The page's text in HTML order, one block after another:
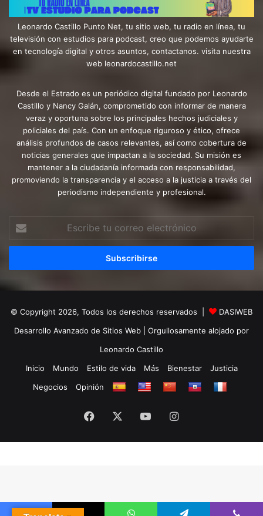
Leonardo Castillo Punto Net, tu sitio web, tu radio en línea, tu
televisión con estudios para podcast, creo que podemos ayudarte
en tecnología digital y otros asuntos, contactanos. visita nuestra
web leonardocastillo.net
Desde el Estrado es un periódico digital fundado por Leonardo
Castillo y Nancy Galán, comprometido con informar de manera
veraz y oportuna sobre los principales hechos judiciales y
policiales del país. Con un enfoque riguroso y ético, ofrece
análisis profundos de casos relevantes, así como cobertura de
noticias generales que impactan a la sociedad. Su misión es
mantener a la ciudadanía informada con responsabilidad,
promoviendo la transparencia y el acceso a la justicia a través del
periodismo independiente y profesional.
correo
© Copyright 2026, Todos los derechos reservados |
DASIWEB
Desarrollo Avanzado de Sitios Web | Orgullosamente alojado por
Leonardo Castillo
Inicio
Mundo Estilo de vida Más Bienestar
Justicia
Negocios
Opinión
Facebook YouTubeInstagram